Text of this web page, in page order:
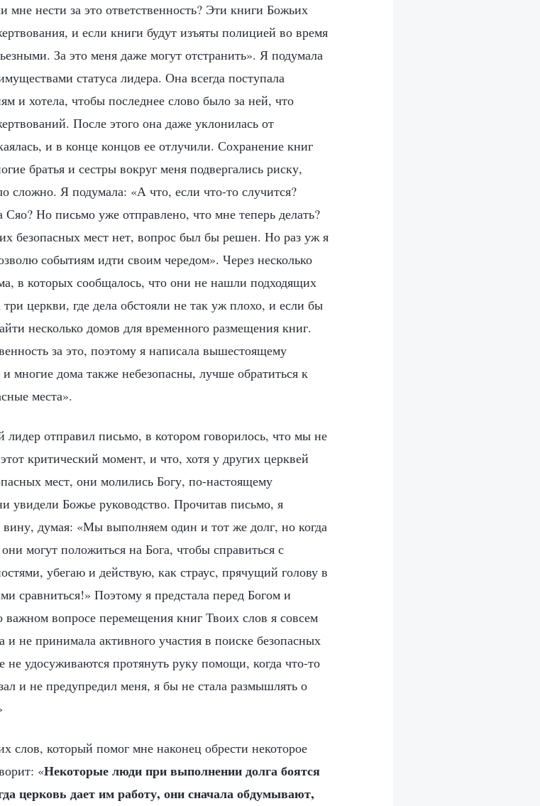
мне нести за это ответственность? Эти книги Божьих
и если книги будут изъяты полицией во время
За это меня даже могут отстранить». Я подумала
статуса лидера. Она всегда поступала
и хотела, чтобы последнее слово было за ней, что
После этого она даже уклонилась от
и в конце концов ее отлучили. Сохранение книг
братья и сестры вокруг меня подвергались риску,
сложно. Я подумала: «А что, если что-то случится?
Но письмо уже отправлено, что мне теперь делать?
безопасных мест нет, вопрос был бы решен. Но раз уж я
событиям идти своим чередом». Через несколько
в которых сообщалось, что они не нашли подходящих
церкви, где дела обстояли не так уж плохо, и если бы
несколько домов для временного размещения книг.
за это, поэтому я написала вышестоящему
многие дома также небезопасны, лучше обратиться к
места».
отправил письмо, в котором говорилось, что мы не
критический момент, и что, хотя у других церквей
мест, они молились Богу, по-настоящему
увидели Божье руководство. Прочитав письмо, я
думая: «Мы выполняем один и тот же долг, но когда
могут положиться на Бога, чтобы справиться с
убегаю и действую, как страус, прячущий голову в
сравниться!» Поэтому я предстала перед Богом и
вопросе перемещения книг Твоих слов я совсем
и не принимала активного участия в поиске безопасных
удосуживаются протянуть руку помощи, когда что-то
и не предупредил меня, я бы не стала размышлять о
слов, который помог мне наконец обрести некоторое
«Некоторые люди при выполнении долга боятся
церковь дает им работу, они сначала обдумывают,